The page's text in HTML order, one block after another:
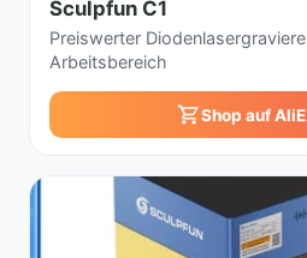
Sculpfun C1
Preiswerter
Arbeitsbereich
Shop auf